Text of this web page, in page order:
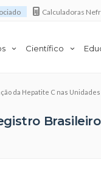
Calculadoras
Científico
da Hepatite C nas